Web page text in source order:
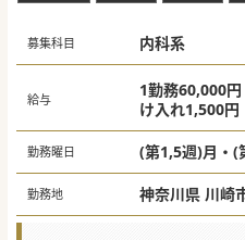
募集科目 内科系
給与
1勤務60,000
け入れ1,500円
勤務曜日 (第1,5週)月・(
勤務地 神奈川県